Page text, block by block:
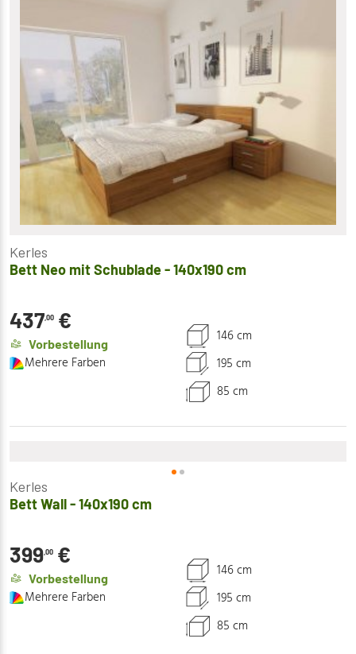
Kerles
Bett Neo mit Schublade - 140x190 cm
437,00 €
Vorbestellung
Mehrere Farben
146 cm
195 cm
85 cm
Kerles
Bett Wall - 140x190 cm
399,00 €
Vorbestellung
Mehrere Farben
146 cm
195 cm
85 cm